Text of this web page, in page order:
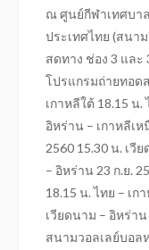
ณ ศูนย์กีฬาเทศบา
ประเทศไทย (สนา
สดทาง ช่อง 3 และ
โปรแกรมถ่ายทอดส
เกาหลีใต้ 18.15 น.
อิหร่าน – เกาหลีเห
2560 15.30 น. เวี
– อิหร่าน 23 ก.ย.
18.15 น. ไทย – เก
เวียดนาม – อิหร่า
สนามวอลเลย์บอ